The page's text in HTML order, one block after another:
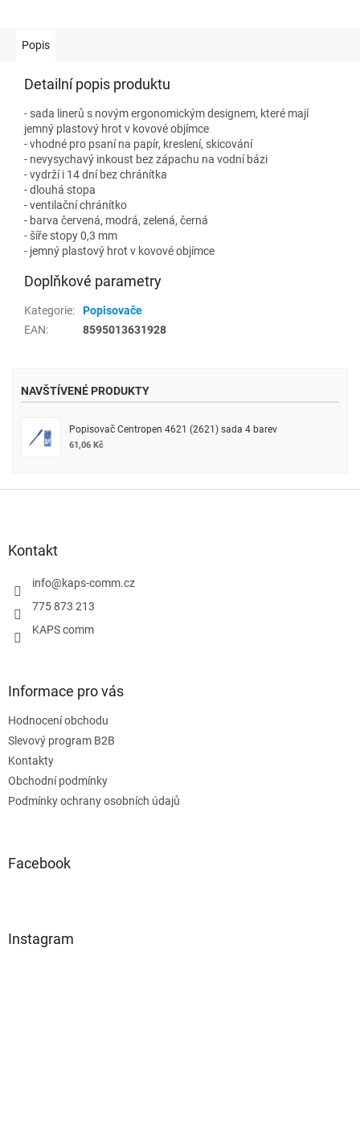
Popis
Detailní popis produktu
- sada linerů s novým ergonomickým designem, které mají
jemný plastový hrot v kovové objímce
- vhodné pro psaní na papír, kreslení, skicování
- nevysychavý inkoust bez zápachu na vodní bázi
- vydrží i 14 dní bez chránítka
- dlouhá stopa
- ventilační chránítko
- barva červená, modrá, zelená, černá
- šíře stopy 0,3 mm
- jemný plastový hrot v kovové objímce
Doplňkové parametry
Kategorie:
Popisovače
EAN: 8595013631928
NAVŠTÍVENÉ PRODUKTY
Popisovač Centropen 4621 (2621) sada 4 barev
61,06 Kč
Kontakt
info@kaps-comm.cz
775 873 213
KAPS comm
Informace pro vás
Hodnocení obchodu
Slevový program B2B
Kontakty
Obchodní podmínky
Podmínky ochrany osobních údajů
Facebook
Instagram